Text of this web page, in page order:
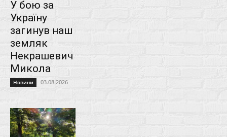
У бою за
Україну
загинув наш
земляк
Некрашевич
Микола
Новини 03.08.2026